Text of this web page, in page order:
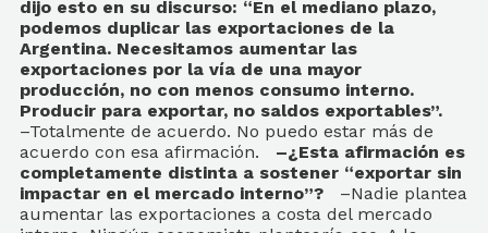
dijo esto en su discurso: “En el mediano plazo,
podemos duplicar las exportaciones de la
Argentina. Necesitamos aumentar las
exportaciones por la vía de una mayor
producción, no con menos consumo interno.
Producir para exportar, no saldos exportables”.
–Totalmente de acuerdo. No puedo estar más de
acuerdo con esa afirmación. –¿Esta afirmación es
completamente distinta a sostener “exportar sin
impactar en el mercado interno”? –Nadie plantea
aumentar las exportaciones a costa del mercado